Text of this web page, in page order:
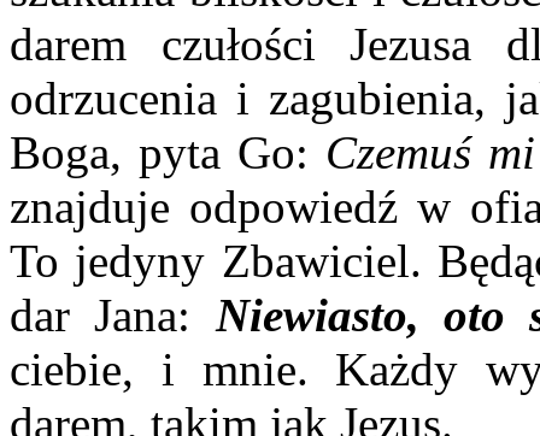
darem czułości Jezusa
odrzucenia i zagubienia,
Boga, pyta Go: Czemuś
znajduje odpowiedź w
To jedyny Zbawiciel.
dar Jana: Niewiasto, oto
ciebie, i mnie. Każdy
darem, takim jak Jezus.